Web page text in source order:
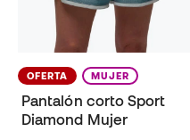
OFERTA MUJER
Pantalón corto Sport
Diamond Mujer